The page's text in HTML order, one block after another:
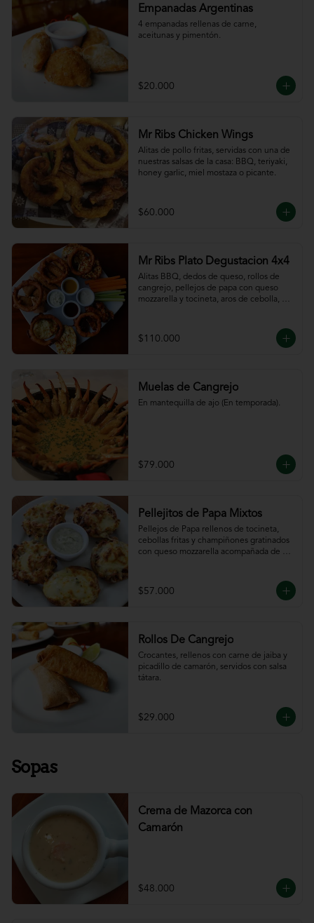
Empanadas Argentinas
4 empanadas rellenas de carne,
aceitunas y pimentón.
$20.000
Mr Ribs Chicken Wings
Alitas de pollo fritas, servidas con una de
nuestras salsas de la casa: BBQ, teriyaki,
honey garlic, miel mostaza o picante.
$60.000
Mr Ribs Plato Degustacion 4x4
Alitas BBQ, dedos de queso, rollos de
cangrejo, pellejos de papa con queso
mozzarella y tocineta, aros de cebolla,
$110.000
Muelas de Cangrejo
En mantequilla de ajo (En temporada).
$79.000
Pellejitos de Papa Mixtos
Pellejos de Papa rellenos de tocineta,
cebollas fritas y champiñones gratinados
con queso mozzarella acompañada de
$57.000
Rollos De Cangrejo
Crocantes, rellenos con carne de jaiba y
picadillo de camarón, servidos con salsa
tátara.
$29.000
Sopas
Crema de Mazorca con
Camarón
$48.000